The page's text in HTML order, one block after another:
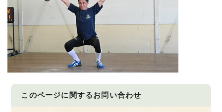
このページに関するお問い合わせ